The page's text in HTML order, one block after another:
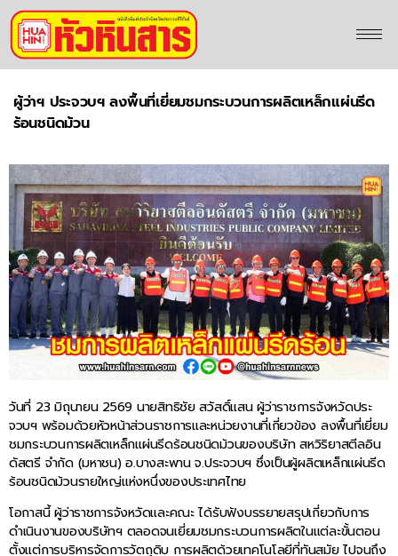
ผู้ว่าฯ ประจวบฯ ลงพื้นที่เยี่ยมชมกระบวนการผลิตเหล็กแผ่นรีด
ร้อนชนิดม้วน
วันที่ 23 มิถุนายน 2569 นายสิทธิชัย สวัสดิ์แสน ผู้ว่าราชการจังหวัดประ
จวบฯ พร้อมด้วยหัวหน้าส่วนราชการและหน่วยงานที่เกี่ยวข้อง ลงพื้นที่เยี่ยม
ชมกระบวนการผลิตเหล็กแผ่นรีดร้อนชนิดม้วนของบริษัท สหวิริยาสตีลอิน
ดัสตรี จำกัด (มหาชน) อ.บางสะพาน จ.ประจวบฯ ซึ่งเป็นผู้ผลิตเหล็กแผ่นรีด
ร้อนชนิดม้วนรายใหญ่แห่งหนึ่งของประเทศไทย
โอกาสนี้ ผู้ว่าราชการจังหวัดและคณะ ได้รับฟังบรรยายสรุปเกี่ยวกับการ
ดำเนินงานของบริษัทฯ ตลอดจนเยี่ยมชมกระบวนการผลิตในแต่ละขั้นตอน
ตั้งแต่การบริหารจัดการวัตถุดิบ การผลิตด้วยเทคโนโลยีที่ทันสมัย ไปจนถึง